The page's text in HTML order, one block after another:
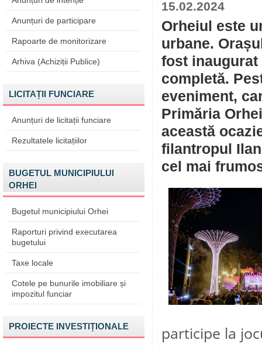
Anunțuri de participare
Rapoarte de monitorizare
Arhiva (Achiziții Publice)
LICITAȚII FUNCIARE
Anunțuri de licitații funciare
Rezultatele licitațiilor
BUGETUL MUNICIPIULUI
ORHEI
Bugetul municipiului Orhei
Raporturi privind executarea
bugetului
Taxe locale
Cotele pe bunurile imobiliare și
impozitul funciar
PROIECTE INVESTIȚIONALE
15.02.2024
Orheiul este
urbane.
fost
completă.
eveniment,
Primăria
această
filantropul
cel mai
participe la